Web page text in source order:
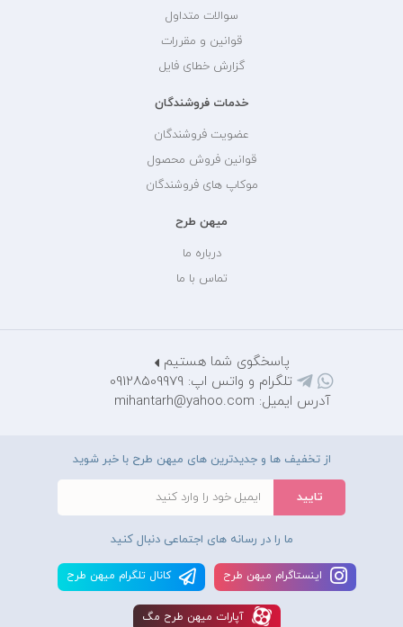
سوالات متداول
قوانین و مقررات
گزارش خطای فایل
خدمات فروشندگان
عضویت فروشندگان
قوانین فروش محصول
موکاپ های فروشندگان
میهن طرح
درباره ما
تماس با ما
پاسخگوی شما هستیم
تلگرام و واتس اپ: 09128509979
آدرس ایمیل: mihantarh@yahoo.com
از تخفیف ها و جدیدترین های میهن طرح با خبر شوید
ما را در رسانه های اجتماعی دنبال کنید
اينستاگرام ميهن طرح کانال تلگرام ميهن طرح
آپارات ميهن طرح مگ